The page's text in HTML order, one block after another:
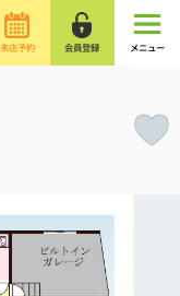
来店予約 会員登録 メニュー